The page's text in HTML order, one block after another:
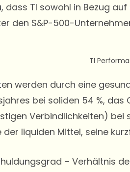
dass TI sowohl in Bezug
den S&P-500-
werden durch eine
bei soliden 54 %,
Verbindlichkeiten)
liquiden Mittel, seine
– Verhältnis